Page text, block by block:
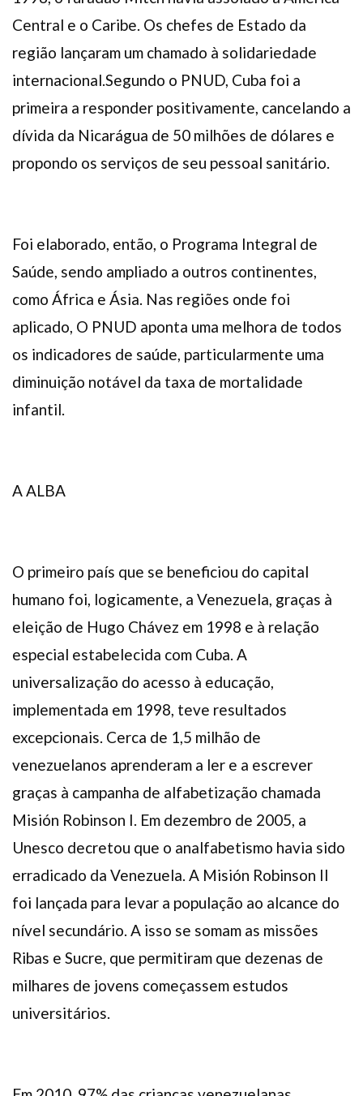
Central e o Caribe. Os chefes de Estado da
região lançaram um chamado à solidariedade
internacional.Segundo o PNUD, Cuba foi a
primeira a responder positivamente, cancelando a
dívida da Nicarágua de 50 milhões de dólares e
propondo os serviços de seu pessoal sanitário.
Foi elaborado, então, o Programa Integral de
Saúde, sendo ampliado a outros continentes,
como África e Ásia. Nas regiões onde foi
aplicado, O PNUD aponta uma melhora de todos
os indicadores de saúde, particularmente uma
diminuição notável da taxa de mortalidade
infantil.
A ALBA
O primeiro país que se beneficiou do capital
humano foi, logicamente, a Venezuela, graças à
eleição de Hugo Chávez em 1998 e à relação
especial estabelecida com Cuba. A
universalização do acesso à educação,
implementada em 1998, teve resultados
excepcionais. Cerca de 1,5 milhão de
venezuelanos aprenderam a ler e a escrever
graças à campanha de alfabetização chamada
Misión Robinson I. Em dezembro de 2005, a
Unesco decretou que o analfabetismo havia sido
erradicado da Venezuela. A Misión Robinson II
foi lançada para levar a população ao alcance do
nível secundário. A isso se somam as missões
Ribas e Sucre, que permitiram que dezenas de
milhares de jovens começassem estudos
universitários.